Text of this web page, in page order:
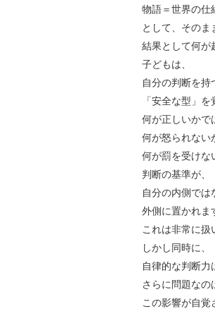
物語＝世界の仕
として、そのま
結果として何が
子どもは、
自分の判断を持
「安全な型」を
何が正しいかで
何が怒られない
何が罰を受けな
判断の基準が、
自分の内側では
外側に置かれま
これは非常に扱
しかし同時に、
自律的な判断力
さらに問題なの
この影響が自覚